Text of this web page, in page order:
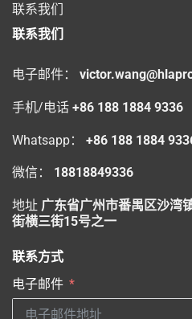
联系我们
联系我们
电子邮件：
手机/电话 +86 188 1884 9336
Whatsapp： +86 188 1884
微信： 18818849336
地址 广东省广州市番禺区沙湾
街横三街15号之一
联系方式
电子邮件